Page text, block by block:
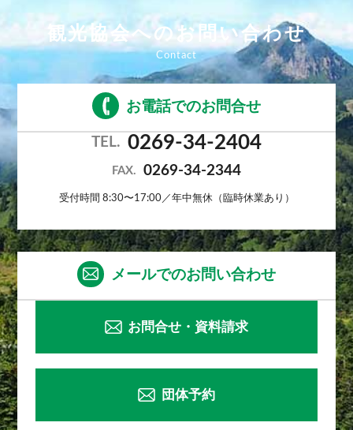
観光協会へのお問い合わせ
お電話でのお問合せ
TEL. 0269-34-2404
FAX. 0269-34-2344
受付時間 8:30〜17:00／年中無休（臨時休業あり）
メールでのお問い合わせ
お問合せ・資料請求
団体予約